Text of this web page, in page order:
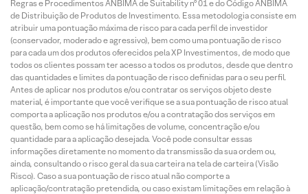
Regras e Procedimentos ANBIMA de Suitability nº 01 e do Código ANBIMA
de Distribuição de Produtos de Investimento. Essa metodologia consiste em
atribuir uma pontuação máxima de risco para cada perfil de investidor
(conservador, moderado e agressivo), bem como uma pontuação de risco
para cada um dos produtos oferecidos pela XP Investimentos, de modo que
todos os clientes possam ter acesso a todos os produtos, desde que dentro
das quantidades e limites da pontuação de risco definidas para o seu perfil.
Antes de aplicar nos produtos e/ou contratar os serviços objeto deste
material, é importante que você verifique se a sua pontuação de risco atual
comporta a aplicação nos produtos e/ou a contratação dos serviços em
questão, bem como se há limitações de volume, concentração e/ou
quantidade para a aplicação desejada. Você pode consultar essas
informações diretamente no momento da transmissão da sua ordem ou,
ainda, consultando o risco geral da sua carteira na tela de carteira (Visão
Risco). Caso a sua pontuação de risco atual não comporte a
aplicação/contratação pretendida, ou caso existam limitações em relação à